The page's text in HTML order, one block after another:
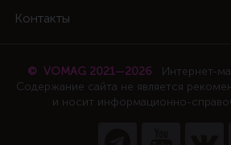
Контакты
© VOMAG 2021—2026
Интернет-
Содержание сайта не является
и носит информационно-